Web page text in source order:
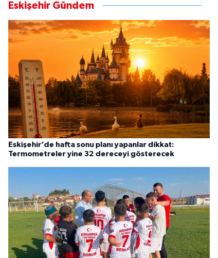
Eskişehir Gündem
Eskişehir’de hafta sonu planı yapanlar dikkat:
Termometreler yine 32 dereceyi gösterecek